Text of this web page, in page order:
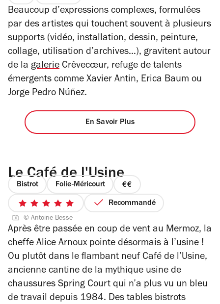
Beaucoup d’expressions complexes, formulées
par des artistes qui touchent souvent à plusieurs
supports (vidéo, installation, dessin, peinture,
collage, utilisation d’archives…), gravitent autour
de la galerie Crèvecœur, refuge de talents
émergents comme Xavier Antin, Erica Baum ou
Jorge Pedro Núñez.
En Savoir Plus
Le Café de l'Usine
Bistrot Folie-Méricourt
prix
2
5
sur
5
étoiles
Recommandé
© Antoine Besse
Après être passée en coup de vent au Mermoz, la
cheffe Alice Arnoux pointe désormais à l’usine !
Ou plutôt dans le flambant neuf Café de l’Usine,
ancienne cantine de la mythique usine de
chaussures Spring Court qui n’a plus vu un bleu
de travail depuis 1984. Des tables bistrots